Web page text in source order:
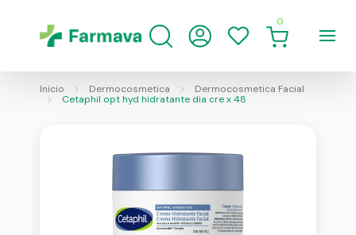
0
Inicio Dermocosmetica
Dermocosmetica Facial
Cetaphil opt hyd hidratante dia cre x 48